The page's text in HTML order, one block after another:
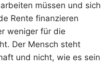
müssen und sich
Rente finanzieren
weniger für die
Der Mensch steht
und nicht, wie es sein